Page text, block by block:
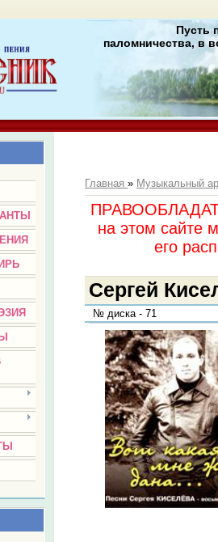
Пусть
паломничества, в
Главная» Музыкальный
на этом сайте
его
Сергей
№ диска - 71